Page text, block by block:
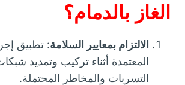
الغاز بالدمام؟
الالتزام بمعايير السلامة: تطبيق
المعتمدة أثناء تركيب وتمديد
التسربات والمخاطر المحتملة.